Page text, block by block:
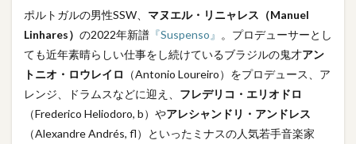
ポルトガルの男性SSW、 マヌエル・リニャレス（Manuel
Linhares） の2022年新譜 『Suspenso』 。プロデューサーとし
ても近年素晴らしい仕事をし続けているブラジルの鬼才アン
トニオ・ロウレイロ
（Antonio Loureiro）をプロデュース、ア
レンジ、ドラムスなどに迎え、 フレデリコ・エリオドロ
（Frederico Heliodoro, b）やアレシャンドリ・アンドレス
（Alexandre Andrés, fl）といったミナスの人気若手音楽家